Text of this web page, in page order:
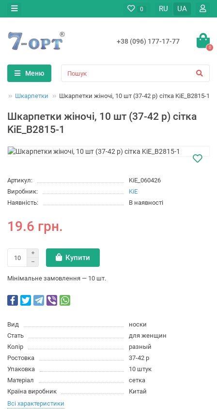
0 RU UA
+38 (096) 177-17-77
0
Меню
Шкарпетки Шкарпетки жіночі, 10 шт (37-42 р) сітка KiE_B2815-1
Шкарпетки жіночі, 10 шт (37-42 р) сітка
KiE_B2815-1
Артикул:
KiE_060426
Виробник:
KiE
Наявність:
В наявності
19.6 грн.
Купити
Мінімальне замовлення — 10 шт.
Вид
носки
Стать
для женщин
Колір
разный
Ростовка
37-42 р
Упаковка
10 штук
Матеріал
сетка
Країна виробник
Китай
Всі характеристики